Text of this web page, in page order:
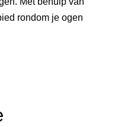
rondom je ogen